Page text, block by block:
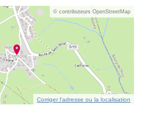
© contributeurs OpenStreetMap
Corriger l’adresse ou la localisation